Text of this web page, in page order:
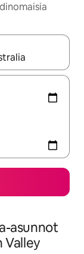
alas-
asunnot
Valley